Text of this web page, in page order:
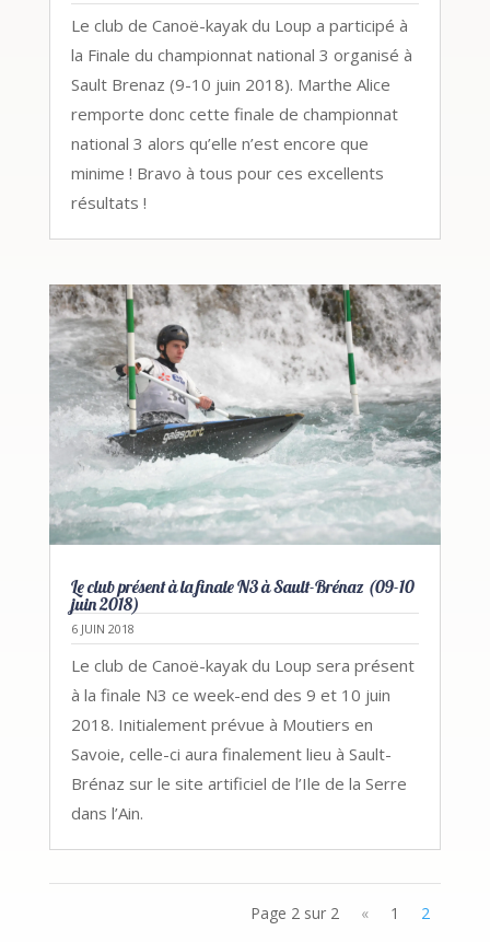
Le club de Canoë-kayak du Loup a participé à
la Finale du championnat national 3 organisé à
Sault Brenaz (9-10 juin 2018). Marthe Alice
remporte donc cette finale de championnat
national 3 alors qu’elle n’est encore que
minime ! Bravo à tous pour ces excellents
résultats !
Le club présent à la finale N3 à Sault-Brénaz (09-10
juin 2018)
6 JUIN 2018
Le club de Canoë-kayak du Loup sera présent
à la finale N3 ce week-end des 9 et 10 juin
2018. Initialement prévue à Moutiers en
Savoie, celle-ci aura finalement lieu à Sault-
Brénaz sur le site artificiel de l’Ile de la Serre
dans l’Ain.
Page 2 sur 2 « 1 2